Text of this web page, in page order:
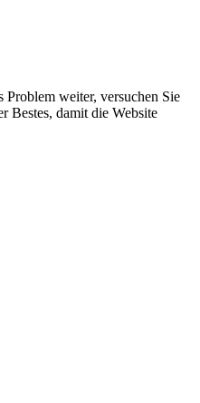
Problem weiter, versuchen Sie
Bestes, damit die Website